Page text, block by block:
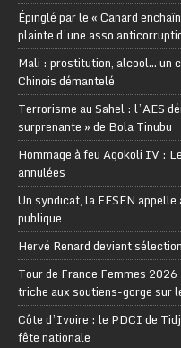
Épinglé par le « Canard
plainte d’une asso
Mali : prostitution, alcool… un
Chinois démantelé
Terrorisme au Sahel : l’AES
surprenante » de Bola Tinubu
Hommage à feu Agokoli IV :
annulées
Un syndicat, la FESEN
publique
Hervé Renard devient
Tour de France Femmes
triche aux soutiens-gorge sur
Côte d’Ivoire : le PDCI de
fête nationale